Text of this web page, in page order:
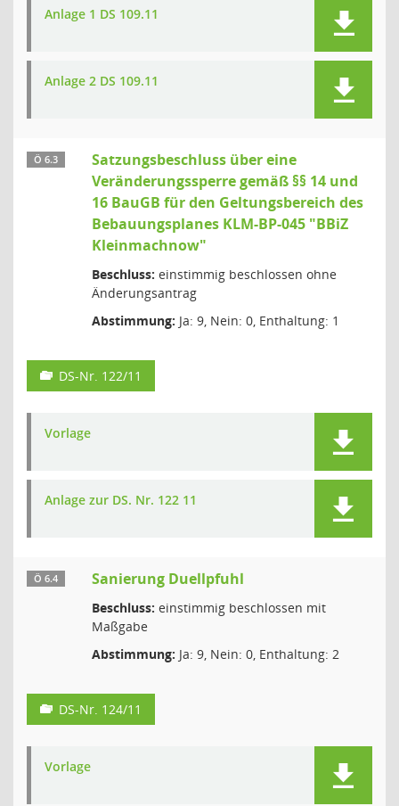
Anlage 1 DS 109.11
Anlage 2 DS 109.11
Ö 6.3
Satzungsbeschluss über eine
Veränderungssperre gemäß §§ 14 und
16 BauGB für den Geltungsbereich des
Bebauungsplanes KLM-BP-045 "BBiZ
Kleinmachnow"
Beschluss: einstimmig beschlossen ohne
Änderungsantrag
Abstimmung: Ja: 9, Nein: 0, Enthaltung: 1
DS-Nr. 122/11
Vorlage
Anlage zur DS. Nr. 122 11
Ö 6.4 Sanierung Duellpfuhl
Beschluss: einstimmig beschlossen mit
Maßgabe
Abstimmung: Ja: 9, Nein: 0, Enthaltung: 2
DS-Nr. 124/11
Vorlage